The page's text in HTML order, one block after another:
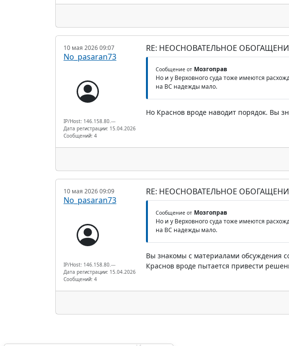
10 мая 2026 09:07
No_pasaran73
IP/Host: 146.158.80.---
Дата регистрации: 15.04.2026
Сообщений: 4
RE: НЕОСНОВАТЕЛЬНОЕ
Сообщение от Мозгоправ
Но и у Верховного суда тоже имеются
на ВС надежды мало.
Но Краснов вроде наводит порядок. Вы
10 мая 2026 09:09
No_pasaran73
IP/Host: 146.158.80.---
Дата регистрации: 15.04.2026
Сообщений: 4
RE: НЕОСНОВАТЕЛЬНОЕ
Сообщение от Мозгоправ
Но и у Верховного суда тоже имеются
на ВС надежды мало.
Вы знакомы с материалами обсуждения
Краснов вроде пытается привести